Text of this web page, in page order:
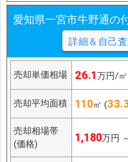
愛知県一宮市牛野通の
詳細＆自己
売却単価相場 26.1万円/
売却平均面積 110㎡ (
売却相場帯
(価格)
1,180万円